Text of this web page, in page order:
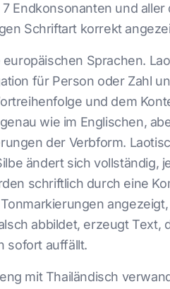
Endkonsonanten und aller
Schriftart korrekt
Sprachen.
für Person oder Zahl
und dem
wie im Englischen,
der Verbform.
ändert sich vollständig,
schriftlich durch eine
abbildet, erzeugt Text,
sofort auffällt.
mit Thailändisch